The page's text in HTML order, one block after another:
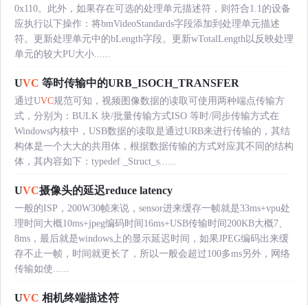
0x110。此外，如果存在可选的处理单元描述符，则符合1.1的设备
应执行以下操作：将bmVideoStandards字段添加到处理单元描述
符。更新处理单元中的bLength字段。更新wTotalLength以反映处理
单元的较大PU大小......
UVC 等时传输中的URB_ISOCH_TRANSFER
通过UVC规范可知，视频图像数据的读取可使用两种端点传输方
式，分别为：BULK 块/批量传输方式ISO 等时/同步传输方式在
Windows内核中，USB数据的读取是通过URB来进行传输的，其结
构体是一个大大的共用体，根据数据传输的方式对应其不同的结构
体，其内容如下：typedef _Struct_s......
UVC摄像头的延迟reduce latency
一般的ISP，200W30帧来说，sensor进来缓存一帧就是33ms+vpu处
理时间大概10ms+jpeg编码时间16ms+USB传输时间200KB大概7、
8ms，最后就是windows上的显示延迟时间，如果JPEG编码出来缓
存不止一帧，时间就更长了，所以一般会超过100多ms另外，网络
传输如使......
UVC 相机终端描述符